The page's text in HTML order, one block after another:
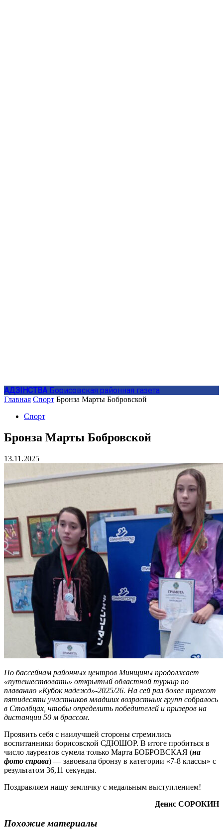
АДЗIНСТВА Борисовская районная газета
Главная Спорт Бронза Марты Бобровской
Спорт
Бронза Марты Бобровской
13.11.2025
По бассейнам районных центров Минщины продолжает
«путешествовать» открытый областной турнир по
плаванию «Кубок надежд»-2025/26. На сей раз более трехсот
пятидесяти участников младших возрастных групп собралось
в Столбцах, чтобы определить победителей и призеров на
дистанции 50 м брассом.
Проявить себя с наилучшей стороны стремились
воспитанники борисовской СДЮШОР. В итоге пробиться в
число лауреатов сумела только Марта БОБРОВСКАЯ (на
фото справа) — завоевала бронзу в категории «7-8 классы» с
результатом 36,11 секунды.
Поздравляем нашу землячку с медальным выступлением!
Денис СОРОКИН
Похожие материалы